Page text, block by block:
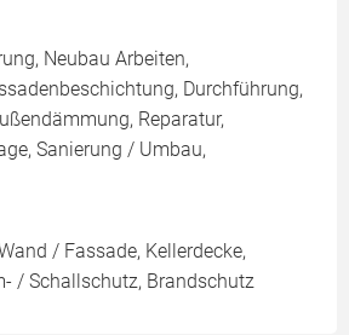
Neubau Arbeiten,
Durchführung,
Reparatur,
Sanierung / Umbau,
/ Fassade, Kellerdecke,
/ Schallschutz, Brandschutz